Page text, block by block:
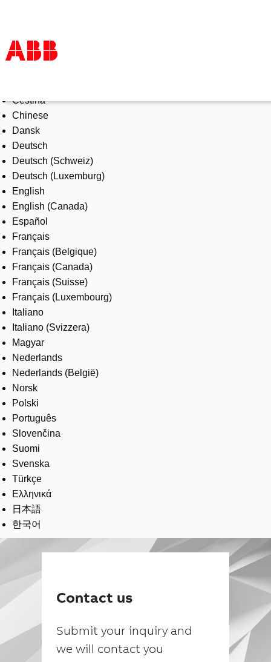
Products & Solutions
Industries
Services
About us
Where to buy
Contact us
Careers
Čeština
Chinese
Dansk
Deutsch
Deutsch (Schweiz)
Deutsch (Luxemburg)
English
English (Canada)
Español
Français
Français (Belgique)
Français (Canada)
Français (Suisse)
Français (Luxembourg)
Italiano
Italiano (Svizzera)
Magyar
Nederlands
Nederlands (België)
Norsk
Polski
Português
Slovenčina
Suomi
Svenska
Türkçe
Ελληνικά
日本語
한국어
Contact us
Submit your inquiry and
we will contact you